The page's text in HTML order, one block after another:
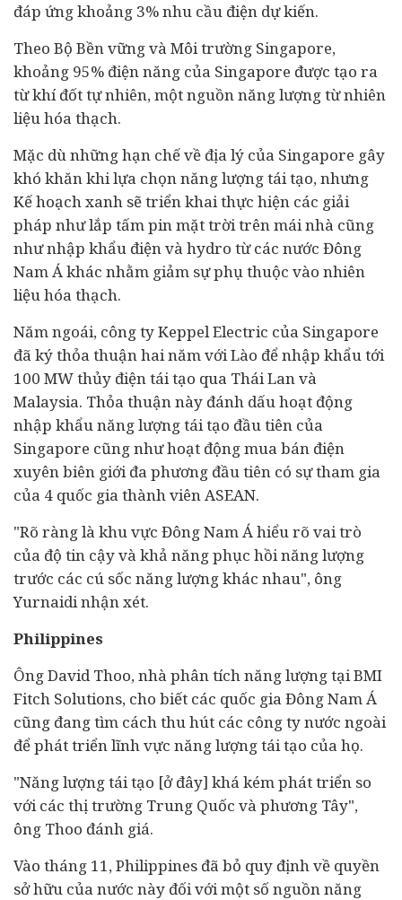
đáp ứng khoảng 3% nhu cầu điện dự kiến.
Theo Bộ Bền vững và Môi trường Singapore,
khoảng 95% điện năng của Singapore được tạo ra
từ khí đốt tự nhiên, một nguồn năng lượng từ nhiên
liệu hóa thạch.
Mặc dù những hạn chế về địa lý của Singapore gây
khó khăn khi lựa chọn năng lượng tái tạo, nhưng
Kế hoạch xanh sẽ triển khai thực hiện các giải
pháp như lắp tấm pin mặt trời trên mái nhà cũng
như nhập khẩu điện và hydro từ các nước Đông
Nam Á khác nhằm giảm sự phụ thuộc vào nhiên
liệu hóa thạch.
Năm ngoái, công ty Keppel Electric của Singapore
đã ký thỏa thuận hai năm với Lào để nhập khẩu tới
100 MW thủy điện tái tạo qua Thái Lan và
Malaysia. Thỏa thuận này đánh dấu hoạt động
nhập khẩu năng lượng tái tạo đầu tiên của
Singapore cũng như hoạt động mua bán điện
xuyên biên giới đa phương đầu tiên có sự tham gia
của 4 quốc gia thành viên ASEAN.
"Rõ ràng là khu vực Đông Nam Á hiểu rõ vai trò
của độ tin cậy và khả năng phục hồi năng lượng
trước các cú sốc năng lượng khác nhau", ông
Yurnaidi nhận xét.
Philippines
Ông David Thoo, nhà phân tích năng lượng tại BMI
Fitch Solutions, cho biết các quốc gia Đông Nam Á
cũng đang tìm cách thu hút các công ty nước ngoài
để phát triển lĩnh vực năng lượng tái tạo của họ.
"Năng lượng tái tạo [ở đây] khá kém phát triển so
với các thị trường Trung Quốc và phương Tây",
ông Thoo đánh giá.
Vào tháng 11, Philippines đã bỏ quy định về quyền
sở hữu của nước này đối với một số nguồn năng